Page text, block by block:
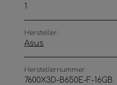
1
Hersteller:
Asus
Herstellernummer:
7600X3D-B650E-F-16GB